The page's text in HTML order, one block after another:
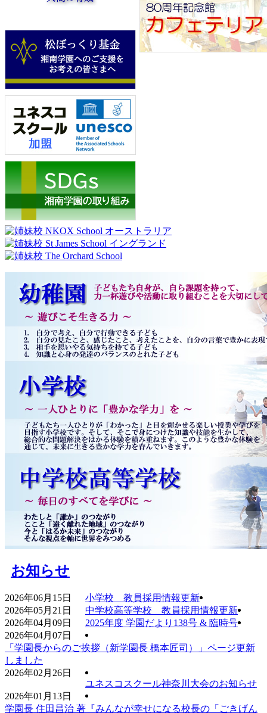
お知らせ
2026年06月15日
小学校 教員採用情報更新
2026年05月21日
中学校高等学校 教員採用情報更新
2026年04月09日
2025年度 学園だより138号 & 臨時号
2026年04月07日
「学園長からのご挨拶（新学園長 橋本匠司）」ページ更新
しました
2026年02月26日
ユネスコスクール神奈川大会のお知らせ
2026年01月13日
学園長 住田昌治 著『みんなが幸せになる校長の「ごきげん